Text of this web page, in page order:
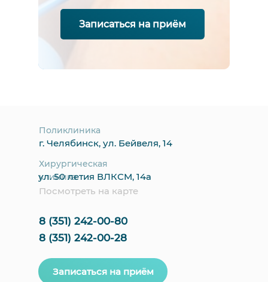
Записаться на приём
г. Челябинск, ул. Бейвеля, 14
Хирургическая
клиника
Поликлиника
Записаться на приём
Посмотреть на карте
8 (351) 242-00-80
8 (351) 242-00-28
ул. 50 летия ВЛКСМ, 14а